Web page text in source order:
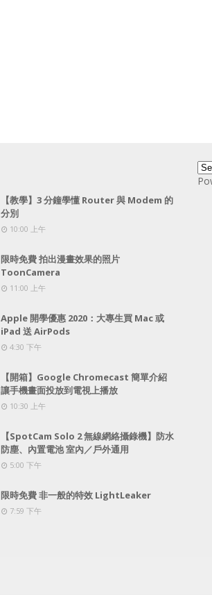
【教學】3 分鐘學懂 Router 與 Modem 的
分別
10:00 上午
限時免費 拍出漫畫效果的照片
ToonCamera
11:00 上午
Apple 開學優惠 2020：大專生買 Mac 或
iPad 送 AirPods
4:30 下午
【開箱】Google Chromecast 簡單介紹
讓手機畫面投放到電視上播放
10:30 上午
【SpotCam Solo 2 無線網絡攝錄機】防水
防塵、內置電池 室內／戶外通用
5:00 下午
限時免費 非一般的特效 LightLeaker
7:59 下午